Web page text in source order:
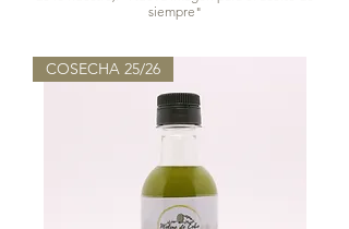
siempre"
COSECHA 25/26